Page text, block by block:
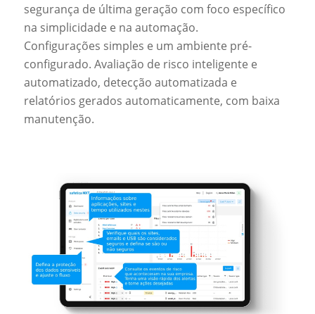
segurança de última geração com foco específico
na simplicidade e na automação.
Configurações simples e um ambiente pré-
configurado. Avaliação de risco inteligente e
automatizado, detecção automatizada e
relatórios gerados automaticamente, com baixa
manutenção.